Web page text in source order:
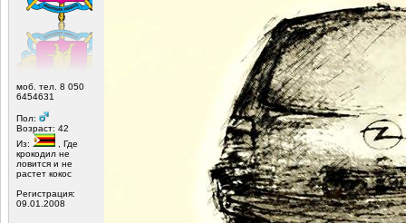
моб. тел. 8 050
6454631
Пол:
Возраст: 42
Из:
, Где
крокодил не
ловится и не
растет кокос
Регистрация:
09.01.2008